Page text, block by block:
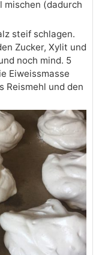
mischen (dadurch
steif schlagen.
Zucker, Xylit und
noch mind. 5
Eiweissmasse
Reismehl und den